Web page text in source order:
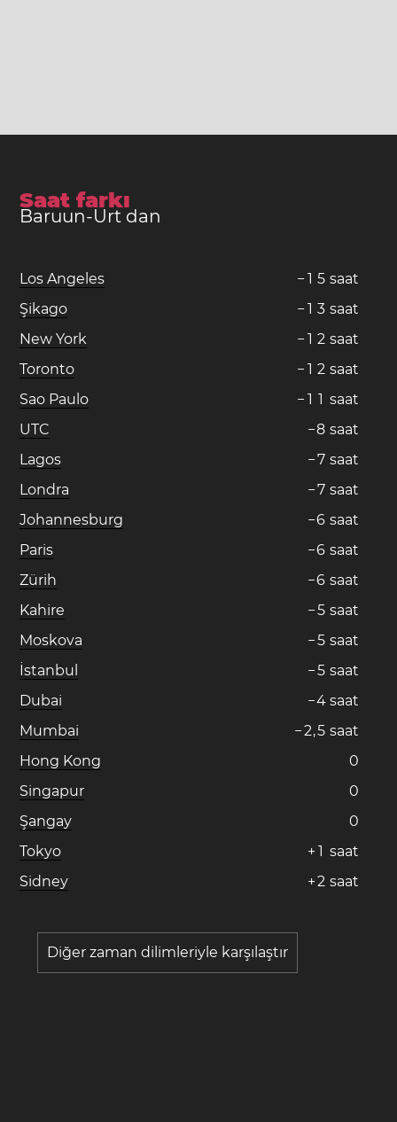
Saat farkı
Baruun-Urt dan
Los Angeles − 1 5 saat
Şikago
− 1 3 saat
New York
− 1 2 saat
Toronto
− 1 2 saat
Sao Paulo
− 1 1 saat
UTC
−8 saat
Lagos
−7 saat
Londra
−7 saat
Johannesburg
−6 saat
Paris
−6 saat
Zürih
−6 saat
Kahire
−5 saat
Moskova
−5 saat
İstanbul
−5 saat
Dubai
−4 saat
Mumbai
−2,5 saat
Hong Kong
0
Singapur
0
Şangay
0
Tokyo
+ 1 saat
Sidney
+2 saat
Diğer zaman dilimleriyle karşılaştır